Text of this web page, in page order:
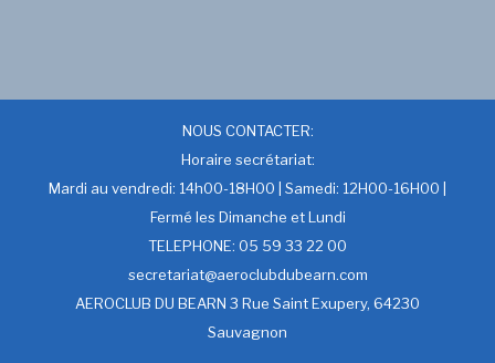
NOUS CONTACTER:
Horaire secrétariat:
Mardi au vendredi: 14h00-18H00 | Samedi: 12H00-16H00 |
Fermé les Dimanche et Lundi
TELEPHONE: 05 59 33 22 00
secretariat@aeroclubdubearn.com
AEROCLUB DU BEARN 3 Rue Saint Exupery, 64230
Sauvagnon